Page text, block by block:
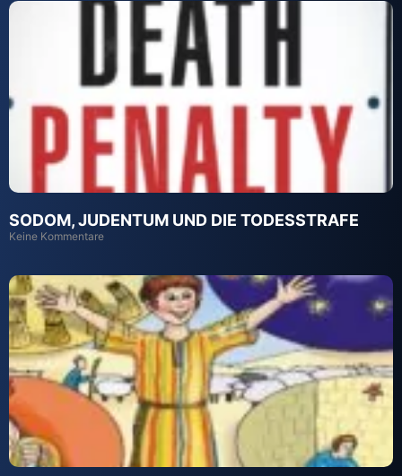
SODOM, JUDENTUM UND DIE TODESSTRAFE
Keine Kommentare